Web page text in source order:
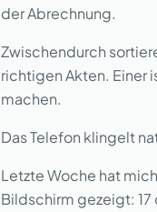
der Abrechnung.
Zwischendurch
richtigen Akten. Einer
machen.
Das Telefon klingelt
Letzte Woche hat
Bildschirm gezeigt: 17